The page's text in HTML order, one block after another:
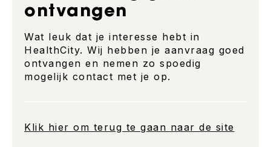
ontvangen
Wat leuk dat je interesse hebt in
HealthCity. Wij hebben je aanvraag goed
ontvangen en nemen zo spoedig
mogelijk contact met je op.
Klik hier om terug te gaan naar de site